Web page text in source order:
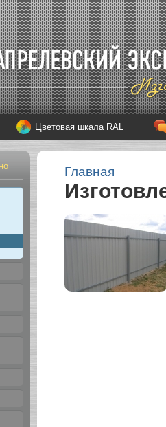
Цветовая шкала RAL
Главная